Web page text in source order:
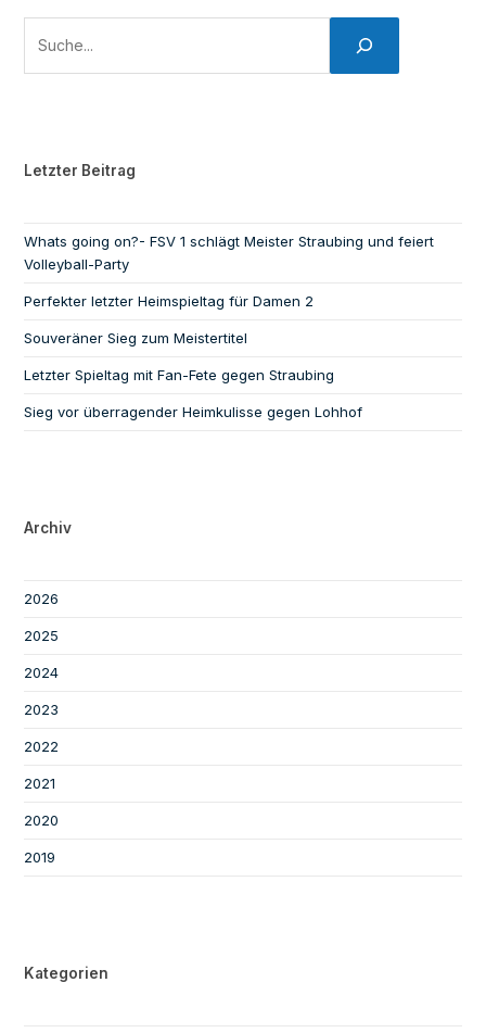
Letzter Beitrag
Whats going on?- FSV 1 schlägt Meister Straubing und feiert
Volleyball-Party
Perfekter letzter Heimspieltag für Damen 2
Souveräner Sieg zum Meistertitel
Letzter Spieltag mit Fan-Fete gegen Straubing
Sieg vor überragender Heimkulisse gegen Lohhof
Archiv
2026
2025
2024
2023
2022
2021
2020
2019
Kategorien